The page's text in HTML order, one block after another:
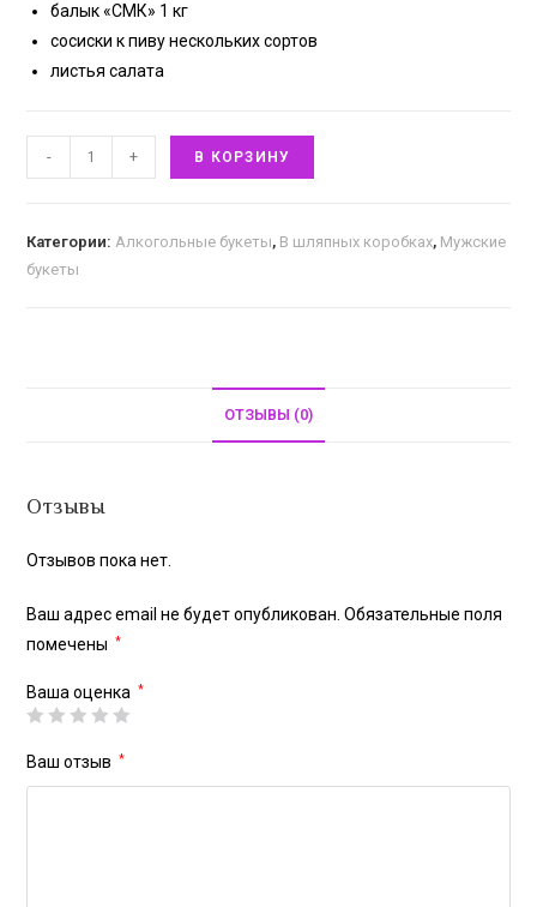
балык «СМК» 1 кг
сосиски к пиву нескольких сортов
листья салата
- + В КОРЗИНУ
Категории:Алкогольные букеты, В шляпных коробках, Мужские
букеты
ОТЗЫВЫ (0)
Отзывы
Отзывов пока нет.
Ваш адрес email не будет опубликован. Обязательные поля
помечены
*
Ваша оценка *
Ваш отзыв *